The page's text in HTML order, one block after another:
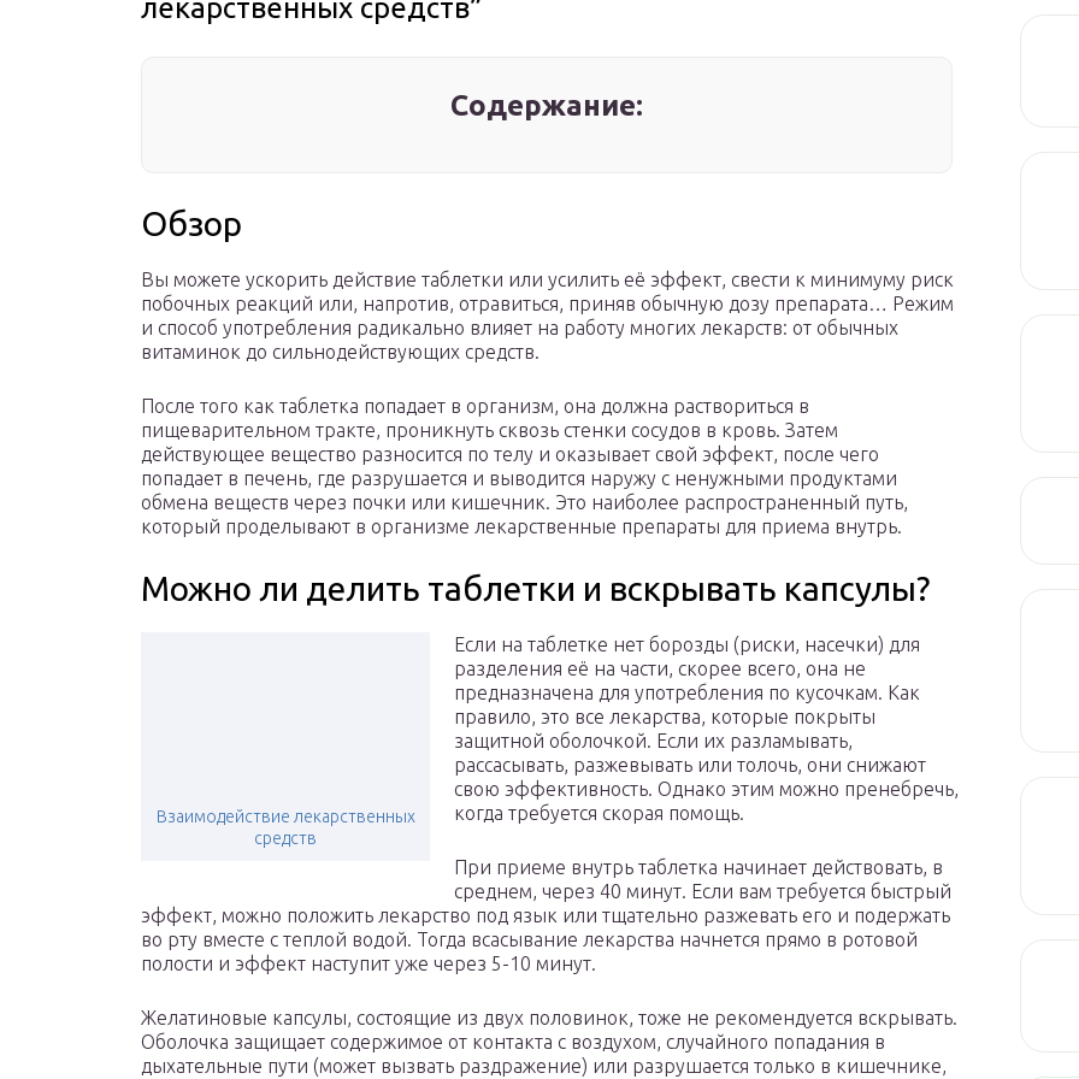
лекарственных средств”
Содержание:
Обзор
Вы можете ускорить действие таблетки или усилить её эффект, свести к минимуму риск
побочных реакций или, напротив, отравиться, приняв обычную дозу препарата… Режим
и способ употребления радикально влияет на работу многих лекарств: от обычных
витаминок до сильнодействующих средств.
После того как таблетка попадает в организм, она должна раствориться в
пищеварительном тракте, проникнуть сквозь стенки сосудов в кровь. Затем
действующее вещество разносится по телу и оказывает свой эффект, после чего
попадает в печень, где разрушается и выводится наружу с ненужными продуктами
обмена веществ через почки или кишечник. Это наиболее распространенный путь,
который проделывают в организме лекарственные препараты для приема внутрь.
Можно ли делить таблетки и вскрывать капсулы?
Взаимодействие лекарственных
средств
Если на таблетке нет борозды (риски, насечки) для
разделения её на части, скорее всего, она не
предназначена для употребления по кусочкам. Как
правило, это все лекарства, которые покрыты
защитной оболочкой. Если их разламывать,
рассасывать, разжевывать или толочь, они снижают
свою эффективность. Однако этим можно пренебречь,
когда требуется скорая помощь.
При приеме внутрь таблетка начинает действовать, в
среднем, через 40 минут. Если вам требуется быстрый
эффект, можно положить лекарство под язык или тщательно разжевать его и подержать
во рту вместе с теплой водой. Тогда всасывание лекарства начнется прямо в ротовой
полости и эффект наступит уже через 5-10 минут.
Желатиновые капсулы, состоящие из двух половинок, тоже не рекомендуется вскрывать.
Оболочка защищает содержимое от контакта с воздухом, случайного попадания в
дыхательные пути (может вызвать раздражение) или разрушается только в кишечнике,